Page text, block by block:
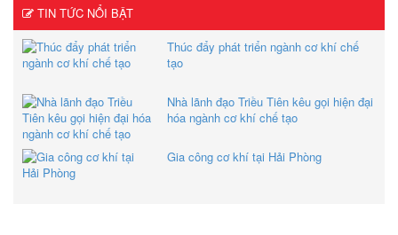
TIN TỨC NỔI BẬT
Thúc đẩy phát triển ngành cơ khí chế
tạo
Nhà lãnh đạo Triều Tiên kêu gọi hiện đại
hóa ngành cơ khí chế tạo
Gia công cơ khí tại Hải Phòng